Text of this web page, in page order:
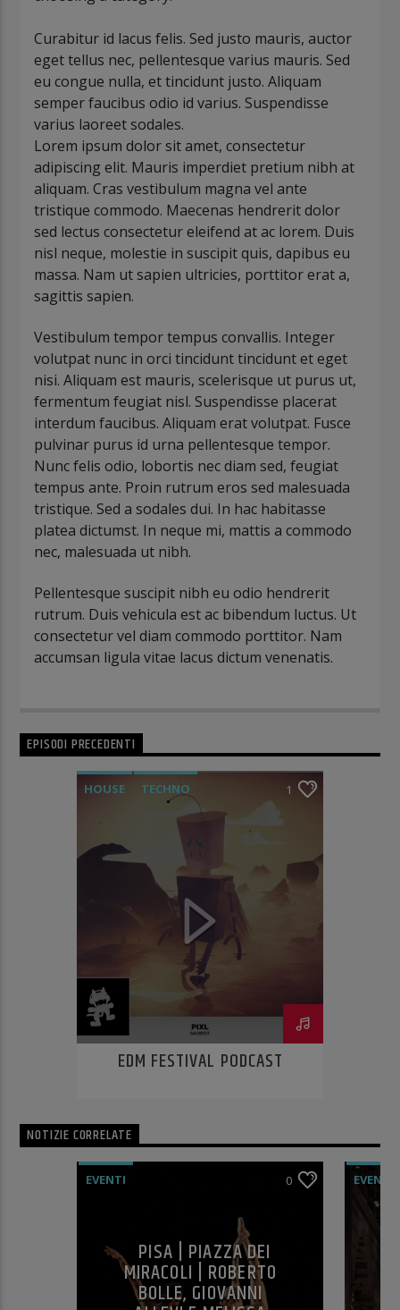
Curabitur id lacus felis. Sed justo mauris, auctor
eget tellus nec, pellentesque varius mauris. Sed
eu congue nulla, et tincidunt justo. Aliquam
semper faucibus odio id varius. Suspendisse
varius laoreet sodales.
Lorem ipsum dolor sit amet, consectetur
adipiscing elit. Mauris imperdiet pretium nibh at
aliquam. Cras vestibulum magna vel ante
tristique commodo. Maecenas hendrerit dolor
sed lectus consectetur eleifend at ac lorem. Duis
nisl neque, molestie in suscipit quis, dapibus eu
massa. Nam ut sapien ultricies, porttitor erat a,
sagittis sapien.
Vestibulum tempor tempus convallis. Integer
volutpat nunc in orci tincidunt tincidunt et eget
nisi. Aliquam est mauris, scelerisque ut purus ut,
fermentum feugiat nisl. Suspendisse placerat
interdum faucibus. Aliquam erat volutpat. Fusce
pulvinar purus id urna pellentesque tempor.
Nunc felis odio, lobortis nec diam sed, feugiat
tempus ante. Proin rutrum eros sed malesuada
tristique. Sed a sodales dui. In hac habitasse
platea dictumst. In neque mi, mattis a commodo
nec, malesuada ut nibh.
Pellentesque suscipit nibh eu odio hendrerit
rutrum. Duis vehicula est ac bibendum luctus. Ut
consectetur vel diam commodo porttitor. Nam
accumsan ligula vitae lacus dictum venenatis.
lacus iaculis in. Donec aliquet urna mauris. Sed
Praesent luctus dictum lacus quis rutrum. Nam
malesuada velit at gravida sodales. Aliquam ut
iaculis urna, vitae interdum odio. Interdum et
malesuada fames ac ante ipsum primis in
faucibus. Curabitur tincidunt mauris sed auctor
EPISODI PRECEDENTI
HOUSE TECHNO 1
EDM FESTIVAL PODCAST
NOTIZIE CORRELATE
EVENTI 0
PISA | PIAZZA DEI
MIRACOLI | ROBERTO
BOLLE, GIOVANNI
EVENTI